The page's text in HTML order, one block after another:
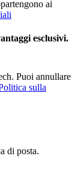
ai
esclusivi.
Puoi annullare
sulla
di posta.